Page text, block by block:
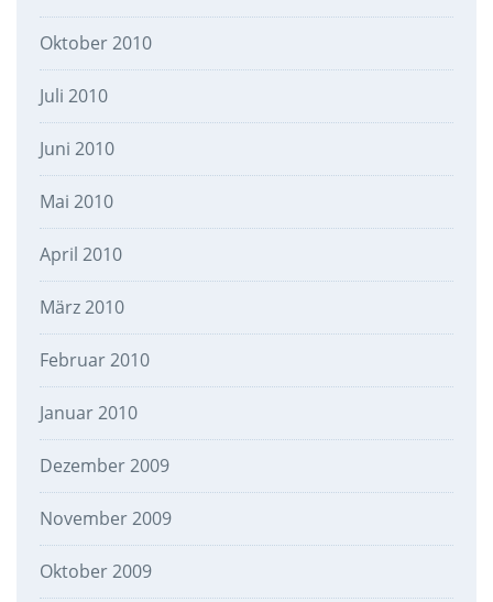
Oktober 2010
Juli 2010
Juni 2010
Mai 2010
April 2010
März 2010
Februar 2010
Januar 2010
Dezember 2009
November 2009
Oktober 2009